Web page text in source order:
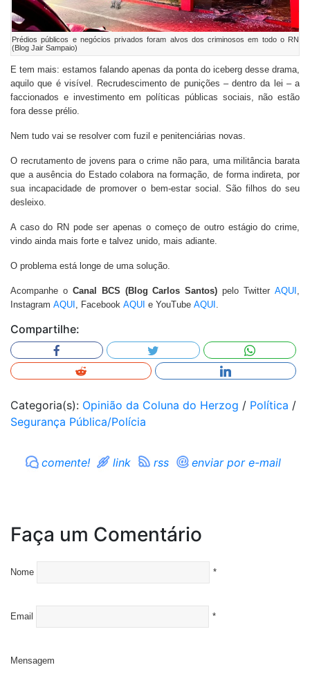
Prédios públicos e negócios privados foram alvos dos criminosos em todo o RN
(Blog Jair Sampaio)
E tem mais: estamos falando apenas da ponta do iceberg desse drama,
aquilo que é visível. Recrudescimento de punições – dentro da lei – a
faccionados e investimento em políticas públicas sociais, não estão
fora desse prélio.
Nem tudo vai se resolver com fuzil e penitenciárias novas.
O recrutamento de jovens para o crime não para, uma militância barata
que a ausência do Estado colabora na formação, de forma indireta, por
sua incapacidade de promover o bem-estar social. São filhos do seu
desleixo.
A caso do RN pode ser apenas o começo de outro estágio do crime,
vindo ainda mais forte e talvez unido, mais adiante.
O problema está longe de uma solução.
Acompanhe o Canal BCS (Blog Carlos Santos) pelo TwitterAQUI ,
Instagram AQUI , Facebook AQUI e YouTube AQUI .
Compartilhe:
Categoria(s): Opinião da Coluna do Herzog / Política /
Segurança Pública/Polícia
comente! link rss enviar por e-mail
Faça um Comentário
Nome *
Email *
Mensagem